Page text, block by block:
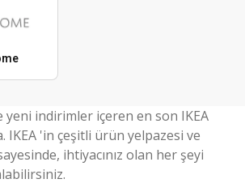
yeni indirimler içeren en son IKEA
IKEA 'in çeşitli ürün yelpazesi ve
ihtiyacınız olan her şeyi